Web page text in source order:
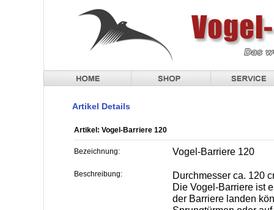
Artikel Details
Artikel: Vogel-Barriere 120
Bezeichnung: Vogel-Barriere 120
Beschreibung:
Durchmesser ca. 120
Die Vogel-Barriere ist
der Barriere landen